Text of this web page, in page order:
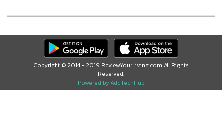
100% เป็น 5,400 ล้านบาท ในปี 2019 นายศรศักดิ์ สมวัฒนา
เผยว่า แนวโน้มของธุรกิจอสังหาริมทรัพย์ในปี 2019 ไม่ได้สดใส
มากนัก เพราะมีปัจจัยลบมากระทบตลาดโดยรวมหลายอย่าง อาทิ
เช่น อัตราดอกเบี้ยที่มีแนวโน้มขยับตัวสูงขึ้น กฎระเบียบในการ
ปล่อยสินเชื่อให้กับโครงการอสังหาริมทรัพย์ที่เข้มงวดขึ้น ในขณะ
ที่เศรษฐกิจของประเทศไทย ก็ยังไม่ได้มีการขยายตัวในอัตราที่สูง
Copyright © 2014 - 2019 ReviewYourLiving.com All Rights
Reserved.
Powered by AddTechHub